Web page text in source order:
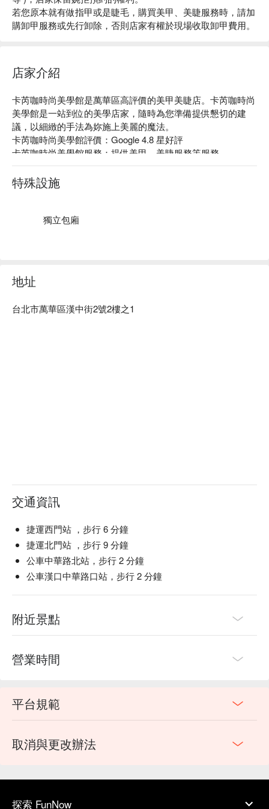
若您原本就有做指甲或是睫毛，購買美甲、美睫服務時，請加
購卸甲服務或先行卸除，否則店家有權於現場收取卸甲費用。
店家介紹
卡芮咖時尚美學館是萬華區高評價的美甲美睫店。卡芮咖時尚
美學館是一站到位的美學店家，隨時為您準備提供懇切的建
議，以細緻的手法為妳施上美麗的魔法。
卡芮咖時尚美學館評價：Google 4.8 星好評
卡芮咖時尚美學館服務：提供美甲、美睫服務等服務。
卡芮咖時尚美學館推薦：皆由專業老師團隊服務，提供專業且
客製化的服務，可溝通您的需求，打造專屬於你的風格！
卡芮咖時尚美學館預約、卡芮咖時尚美學館價格、卡芮咖時尚
特殊設施
獨立包廂
地址
台北市萬華區漢中街2號2樓之1
交通資訊
捷運西門站 ，步行 6 分鐘
捷運北門站 ，步行 9 分鐘
公車中華路北站，步行 2 分鐘
公車漢口中華路口站，步行 2 分鐘
附近景點
營業時間
平台規範
取消與更改辦法
探索 FunNow